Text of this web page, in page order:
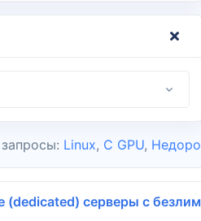
Linux, С GPU,
(dedicated) серверы с